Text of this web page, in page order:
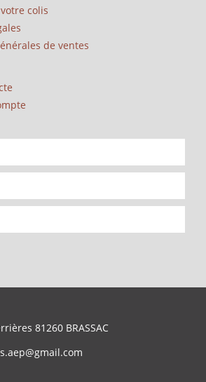
colis
de ventes
81260 BRASSAC